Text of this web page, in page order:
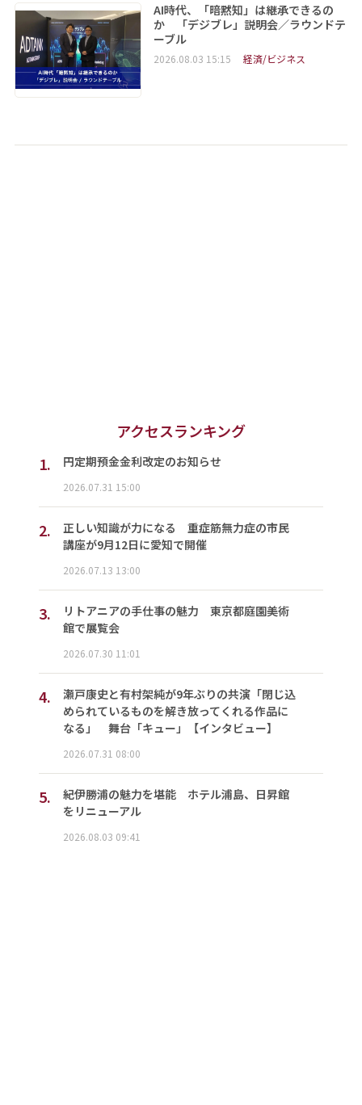
AI時代、「暗黙知」は継承できるの
か 「デジブレ」説明会／ラウンドテ
ーブル
2026.08.03 15:15 経済/ビジネス
アクセスランキング
1.
円定期預金金利改定のお知らせ
2026.07.31 15:00
2.
正しい知識が力になる 重症筋無力症の市民
講座が9月12日に愛知で開催
2026.07.13 13:00
3.
リトアニアの手仕事の魅力 東京都庭園美術
館で展覧会
2026.07.30 11:01
4.
瀬戸康史と有村架純が9年ぶりの共演「閉じ込
められているものを解き放ってくれる作品に
なる」 舞台「キュー」【インタビュー】
2026.07.31 08:00
5.
紀伊勝浦の魅力を堪能 ホテル浦島、日昇館
をリニューアル
2026.08.03 09:41